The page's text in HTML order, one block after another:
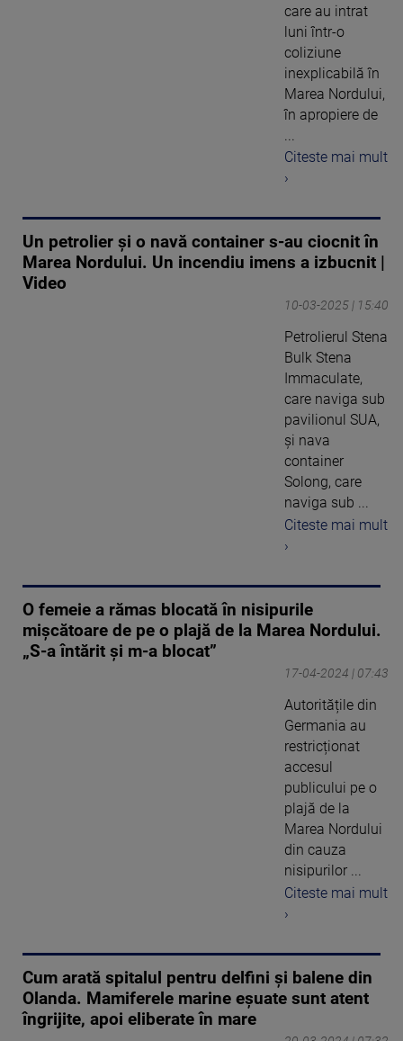
care au intrat
luni într-o
coliziune
inexplicabilă în
Marea Nordului,
în apropiere de
Citeste mai mult
›
Un petrolier și o navă container s-au ciocnit în
Marea Nordului. Un incendiu imens a izbucnit |
Video
10-03-2025 | 15:40
Petrolierul Stena
Bulk Stena
Immaculate,
care naviga sub
pavilionul SUA,
și nava
container
Solong, care
naviga sub ...
Citeste mai mult
›
O femeie a rămas blocată în nisipurile
mișcătoare de pe o plajă de la Marea Nordului.
„S-a întărit și m-a blocat”
17-04-2024 | 07:43
Autoritățile din
Germania au
restricționat
accesul
publicului pe o
plajă de la
Marea Nordului
din cauza
nisipurilor ...
Citeste mai mult
›
Cum arată spitalul pentru delfini și balene din
Olanda. Mamiferele marine eșuate sunt atent
îngrijite, apoi eliberate în mare